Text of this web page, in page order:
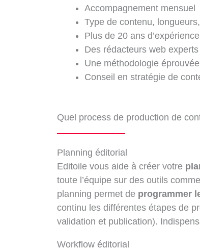
Accompagnement mensuel
Type de contenu,
Plus de 20 ans
Des rédacteurs web
Une méthodologie
Conseil en stratégie de
Quel process de production de
Planning éditorial
Editoile vous aide à créer votre
toute l’équipe sur des outils
planning permet de programmer
continu les différentes étapes de
validation et publication).
Workflow éditorial